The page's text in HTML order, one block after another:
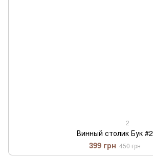
2
Винный столик Бук #2
399 грн 450 грн